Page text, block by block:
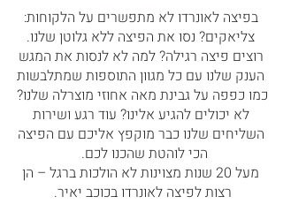
בפיצה לאונרדו לא מתפשרים על הלקוחות:
צליאקים? נסו את הפיצה ללא גלוטן שלנו.
רוצים פיצה רגילה? למה לא לנסות את המגש
הענק שלנו עם כל מגוון התוספות שמתלבשות
כמו כפפה על גבינת מאה אחוזי מוצרלה שלנו?
לא יכולים להגיע אלינו? עוד רגע ושירות
השליחים שלנו כבר מוקפץ אליכם עם הפיצה
הכי לוהטת שהכנו לכם.
מעל 20 שנות מצוינות לא הולכות ברגל – הן
רצות לפיצה לאונרדו בכוכב יאיר.